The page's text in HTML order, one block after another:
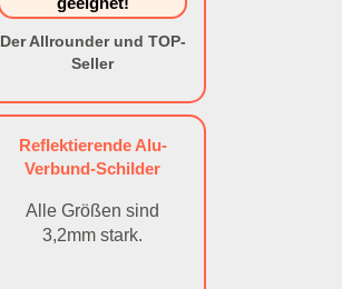
Der Allrounder und TOP-
Seller
Reflektierende Alu-
Verbund-Schilder
Alle Größen sind
3,2mm stark.